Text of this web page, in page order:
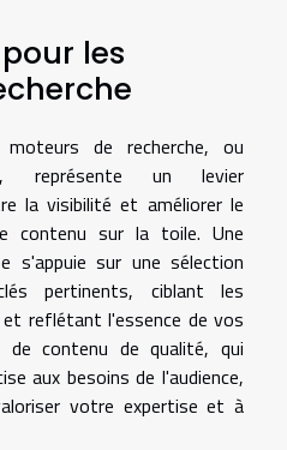
les
de recherche, ou
représente un levier
la visibilité et améliorer le
contenu sur la toile. Une
s'appuie sur une sélection
pertinents, ciblant les
reflétant l'essence de vos
de contenu de qualité, qui
aux besoins de l'audience,
votre expertise et à